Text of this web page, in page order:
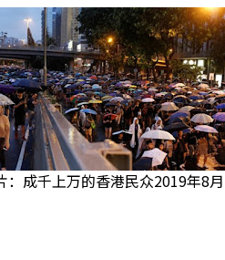
：成千上万的香港民众2019年8